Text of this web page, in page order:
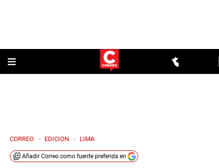
CORREO > EDICION > LIMA
Añadir Correo como fuente preferida en